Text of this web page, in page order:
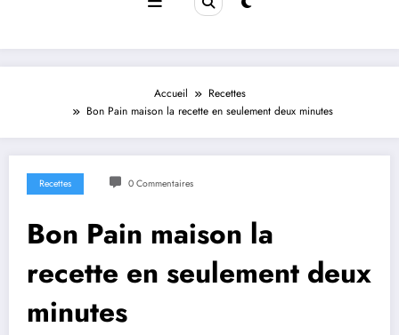
Accueil
Recettes
Bon Pain maison la recette en seulement deux minutes
Recettes 0 Commentaires
Bon Pain maison la
recette en seulement deux
minutes